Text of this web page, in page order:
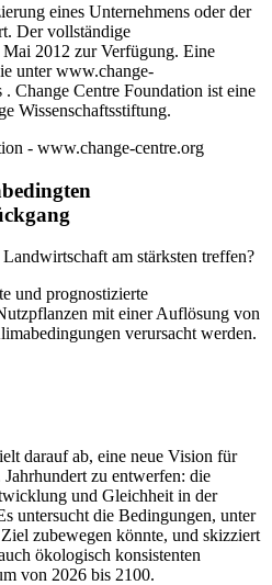
eines Unternehmens oder der
Der vollständige
2012 zur Verfügung. Eine
unter www.change-
Change Centre Foundation ist eine
Wissenschaftsstiftung.
- www.change-centre.org
am stärksten treffen?
und prognostizierte
mit einer Auflösung von
verursacht werden.
darauf ab, eine neue Vision für
zu entwerfen: die
und Gleichheit in der
untersucht die Bedingungen, unter
zubewegen könnte, und skizziert
ökologisch konsistenten
von 2026 bis 2100.